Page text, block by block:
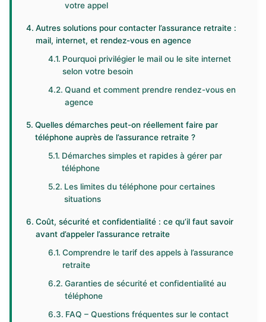
votre appel
Autres solutions pour contacter l’assurance retraite :
mail, internet, et rendez-vous en agence
Pourquoi privilégier le mail ou le site internet
selon votre besoin
Quand et comment prendre rendez-vous en
agence
Quelles démarches peut-on réellement faire par
téléphone auprès de l’assurance retraite ?
Démarches simples et rapides à gérer par
téléphone
Les limites du téléphone pour certaines
situations
Coût, sécurité et confidentialité : ce qu’il faut savoir
avant d’appeler l’assurance retraite
Comprendre le tarif des appels à l’assurance
retraite
Garanties de sécurité et confidentialité au
téléphone
FAQ – Questions fréquentes sur le contact